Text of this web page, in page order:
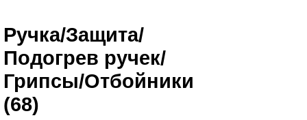
Ручка/Защита/
Подогрев ручек/
Грипсы/Отбойники
(68)